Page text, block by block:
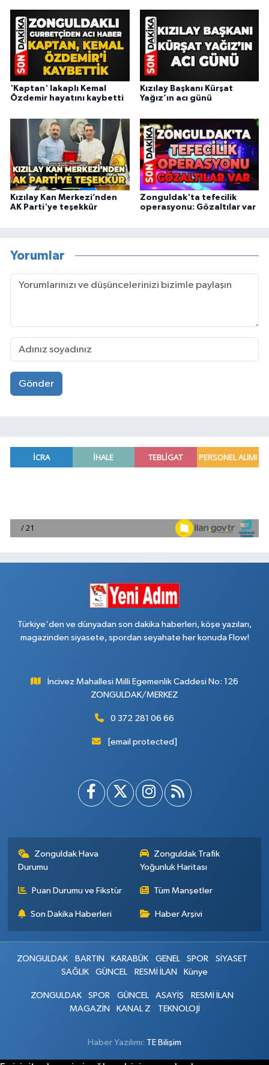
'Kaptan' lakaplı Kemal
Özdemir hayatını kaybetti
Kızılay Başkanı Kürşat
Yağız’ın acı günü
Kızılay Kan Merkezi’nden
AK Parti'ye teşekkür
Zonguldak'ta tefecilik
operasyonu: Gözaltılar var
Yorumlar
Gönder
Türkiye'den ve dünyadan son dakika haberleri, köşe yazıları,
magazinden siyasete, spordan seyahate her konuda Flow!
İncivez Mahallesi Milli Egemenlik Caddesi No: 126
ZONGULDAK/MERKEZ
0 372 281 06 66
[email protected]
Zonguldak Hava
Durumu
Zonguldak Trafik
Yoğunluk Haritası
Puan Durumu ve Fikstür Tüm Manşetler
Son Dakika Haberleri Haber Arşivi
ZONGULDAK BARTIN KARABÜK GENEL SPOR
SİYASET
SAĞLIK
GÜNCEL RESMİ İLAN Künye
ZONGULDAK SPOR GÜNCEL ASAYİŞ
RESMİ İLAN
MAGAZİN
KANAL Z TEKNOLOJİ
Haber Yazılımı: TE Bilişim